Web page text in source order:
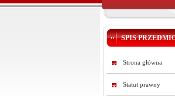
SPIS
Strona główna
Statut prawny